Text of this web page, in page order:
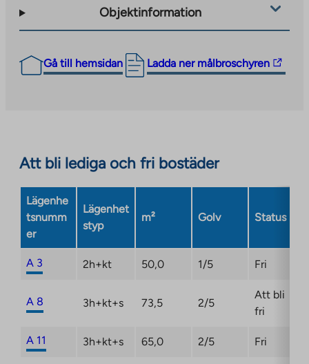
Objektinformation
Gå till hemsidan Ladda ner målbroschyren
The
external
opens
a
new
Att bli lediga och fri bostäder
Lägenhe
tsnumm
er
Lägenhet
styp
m² Golv Status
A 3 2h+kt 50,0 1/5 Fri
A 8 3h+kt+s 73,5 2/5
Att bli
fri
A 11 3h+kt+s 65,0 2/5 Fri